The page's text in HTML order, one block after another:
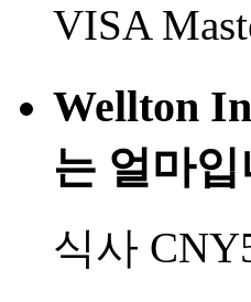
VISA
Wellton
는 얼마입
식사